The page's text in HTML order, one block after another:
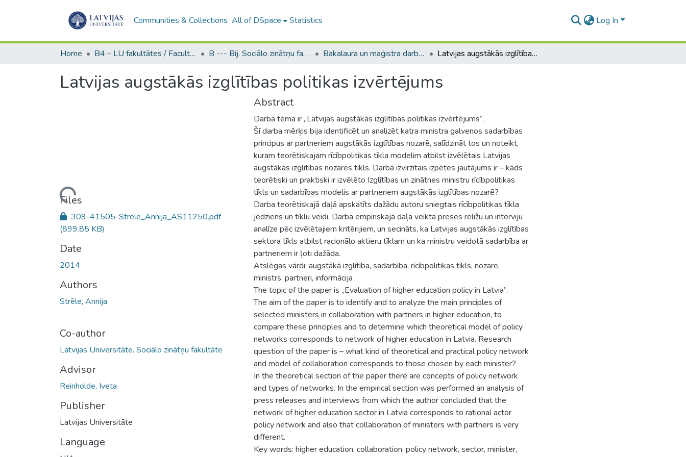
Communities & Collections All of DSpace Statistics Log In
Home B4 – LU fakultātes / Faculties of the UL B --- Bij. Sociālo zinātņu fakultātes noslēguma darbi / Faculty of Social Sciences - Graduate works Bakalaura un maģistra darbi (SZF) / Bachelor's and Master's theses Latvijas augstākās izglītības politikas izvērtējums
Latvijas augstākās izglītības politikas izvērtējums
Loading...
Files
309-41505-Strele_Annija_AS11250.pdf
(899.85 KB)
Date
2014
Authors
Strēle, Annija
Co-author
Latvijas Universitāte. Sociālo zinātņu fakultāte
Advisor
Reinholde, Iveta
Publisher
Latvijas Universitāte
Language
Abstract
Darba tēma ir „Latvijas augstākās izglītības politikas izvērtējums”.
Šī darba mērķis bija identificēt un analizēt katra ministra galvenos sadarbības
principus ar partneriem augstākās izglītības nozarē, salīdzināt tos un noteikt,
kuram teorētiskajam rīcībpolitikas tīkla modelim atbilst izvēlētais Latvijas
augstākās izglītības nozares tīkls. Darbā izvirzītais izpētes jautājums ir – kāds
teorētiski un praktiski ir izvēlēto Izglītības un zinātnes ministru rīcībpolitikas
tīkls un sadarbības modelis ar partneriem augstākās izglītības nozarē?
Darba teorētiskajā daļā apskatīts dažādu autoru sniegtais rīcībpolitikas tīkla
jēdziens un tīklu veidi. Darba empīriskajā daļā veikta preses relīžu un interviju
analīze pēc izvēlētajiem kritērijiem, un secināts, ka Latvijas augstākās izglītības
sektora tīkls atbilst racionālo aktieru tīklam un ka ministru veidotā sadarbība ar
partneriem ir ļoti dažāda.
Atslēgas vārdi: augstākā izglītība, sadarbība, rīcībpolitikas tīkls, nozare,
ministrs, partneri, informācija
The topic of the paper is „Evaluation of higher education policy in Latvia”.
The aim of the paper is to identify and to analyze the main principles of
selected ministers in collaboration with partners in higher education, to
compare these principles and to determine which theoretical model of policy
networks corresponds to network of higher education in Latvia. Research
question of the paper is – what kind of theoretical and practical policy network
and model of collaboration corresponds to those chosen by each minister?
In the theoretical section of the paper there are concepts of policy network
and types of networks. In the empirical section was performed an analysis of
press releases and interviews from which the author concluded that the
network of higher education sector in Latvia corresponds to rational actor
policy network and also that collaboration of ministers with partners is very
different.
Key words: higher education, collaboration, policy network, sector, minister,